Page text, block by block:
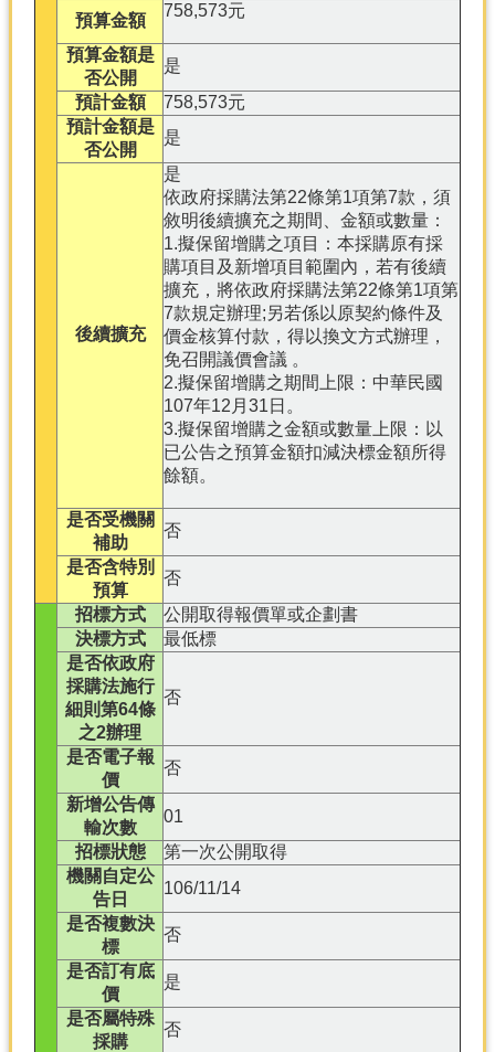
預算金額
758,573元
預算金額是
否公開
是
預計金額
758,573元
預計金額是
否公開
是
後續擴充
是
依政府採購法第22條第1項第7款，須
敘明後續擴充之期間、金額或數量：
1.擬保留增購之項目：本採購原有採
購項目及新增項目範圍內，若有後續
擴充，將依政府採購法第22條第1項第
7款規定辦理;另若係以原契約條件及
價金核算付款，得以換文方式辦理，
免召開議價會議 。
2.擬保留增購之期間上限：中華民國
107年12月31日。
3.擬保留增購之金額或數量上限：以
已公告之預算金額扣減決標金額所得
餘額。
是否受機關
補助
否
是否含特別
預算
否
招標方式
公開取得報價單或企劃書
決標方式
最低標
是否依政府
採購法施行
細則第64條
之2辦理
否
是否電子報
價
否
新增公告傳
輸次數
01
招標狀態
第一次公開取得
機關自定公
告日
106/11/14
是否複數決
標
否
是否訂有底
價
是
是否屬特殊
採購
否